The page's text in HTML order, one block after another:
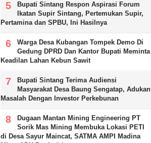
Bupati Sintang Respon Aspirasi Forum
Ikatan Supir Sintang, Pertemukan Supir,
Pertamina dan SPBU, Ini Hasilnya
Warga Desa Kubangan Tompek Demo Di
Gedung DPRD Dan Kantor Bupati Meminta
Keadilan Lahan Kebun Sawit
Bupati Sintang Terima Audiensi
Masyarakat Desa Baung Sengatap, Adukan
Masalah Dengan Investor Perkebunan
Dugaan Mantan Mining Engineering PT
Sorik Mas Mining Membuka Lokasi PETI
di Desa Sayur Maincat, SATMA AMPI Madina